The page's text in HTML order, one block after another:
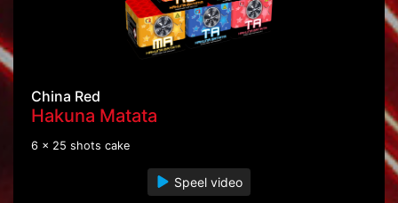
China Red
Hakuna Matata
6 x 25 shots cake
Speel video